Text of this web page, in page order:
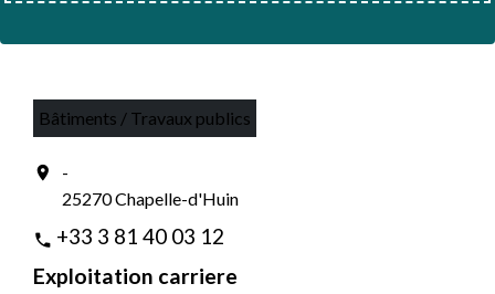
Bâtiments / Travaux publics
location_on
-
25270 Chapelle-d'Huin
phone +33 3 81 40 03 12
Exploitation carriere